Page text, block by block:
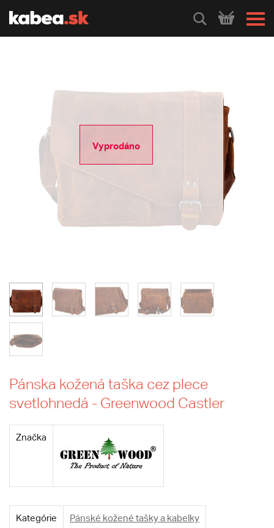
HLEDEJ
Vyprodáno
Pánska kožená taška cez plece
svetlohnedá - Greenwood Castler
Značka
Kategórie Pánské kožené tašky a kabelky